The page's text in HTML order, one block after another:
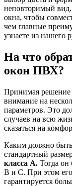
неповторимый
окна, чтобы
чем главные
узнаете из нашего
На что
окон ПВХ?
Принимая решение
внимание на
параметров. Это
случаев на всю
сказаться на
Каким должно
стандартный
класса А. Тогда он
В и С. При этом
гарантируется